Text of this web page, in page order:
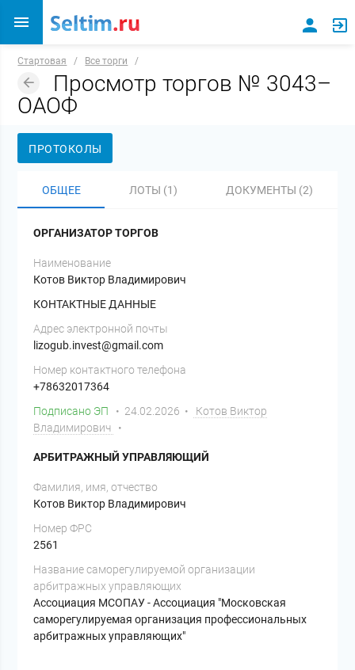
Стартовая / Все торги /
Просмотр торгов № 3043–
ОАОФ
ПРОТОКОЛЫ
ОБЩЕЕ ЛОТЫ (1) ДОКУМЕНТЫ (2)
ОРГАНИЗАТОР ТОРГОВ
Наименование
Котов Виктор Владимирович
КОНТАКТНЫЕ ДАННЫЕ
Адрес электронной почты
lizogub.invest@gmail.com
Номер контактного телефона
+78632017364
Подписано ЭП
• 24.02.2026 •
Котов Виктор
Владимирович
•
АРБИТРАЖНЫЙ УПРАВЛЯЮЩИЙ
Фамилия, имя, отчество
Котов Виктор Владимирович
Номер ФРС
2561
Название саморегулируемой организации
арбитражных управляющих
Ассоциация МСОПАУ - Ассоциация "Московская
саморегулируемая организация профессиональных
арбитражных управляющих"